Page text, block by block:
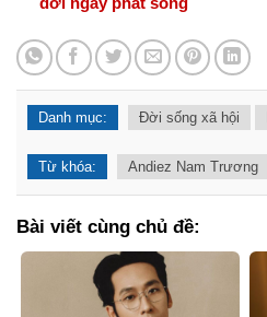
Danh mục: Đời sống xã hội
Từ khóa: Andiez Nam Trương
Bài viết cùng chủ đề: